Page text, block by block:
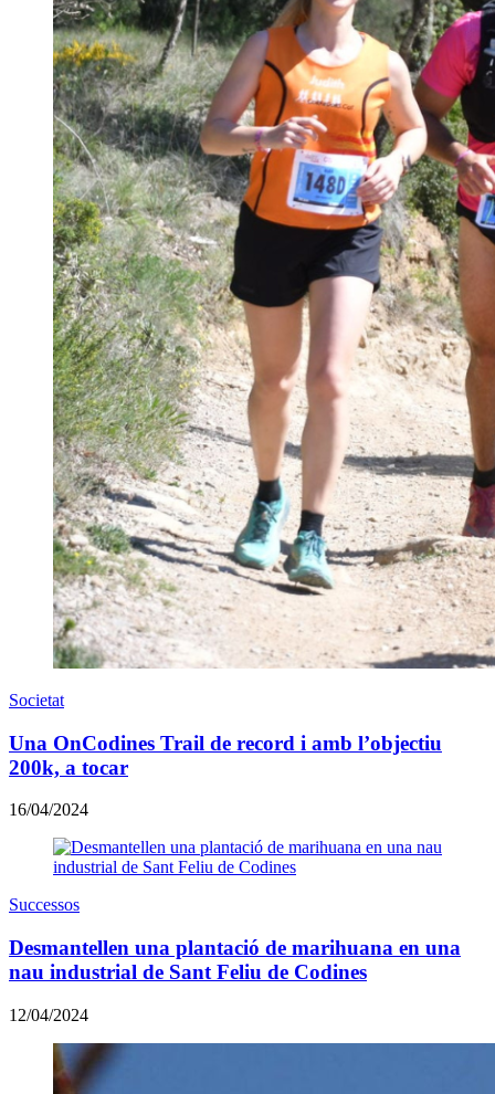
Societat
Una OnCodines Trail de record i amb l’objectiu
200k, a tocar
16/04/2024
Successos
Desmantellen una plantació de marihuana en una
nau industrial de Sant Feliu de Codines
12/04/2024